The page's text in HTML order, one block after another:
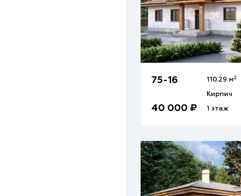
75-16
40 000 ₽
110.29 м2
Кирпич
1 этаж